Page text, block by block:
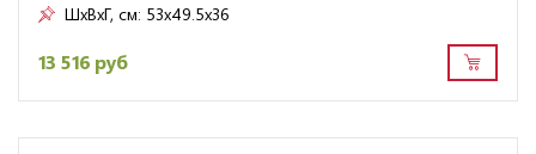
ШxВxГ, см: 53x49.5x36
13 516 руб